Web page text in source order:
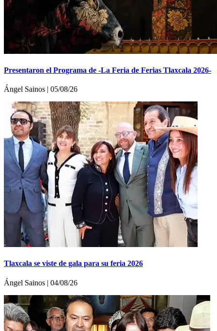
Presentaron el Programa de -La Feria de Ferias Tlaxcala 2026-
Ángel Sainos | 05/08/26
Tlaxcala se viste de gala para su feria 2026
Ángel Sainos | 04/08/26